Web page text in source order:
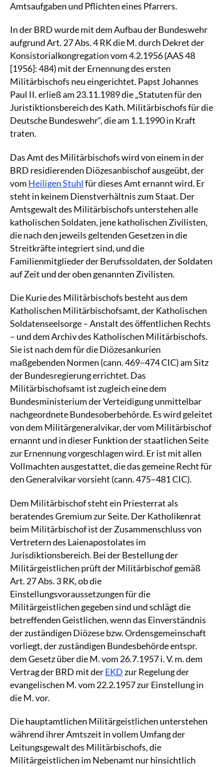
Amtsaufgaben und Pflichten eines Pfarrers.
In der BRD wurde mit dem Aufbau der Bundeswehr
aufgrund Art. 27 Abs. 4 RK die M. durch Dekret der
Konsistorialkongregation vom 4.2.1956 (AAS 48
[1956]: 484) mit der Ernennung des ersten
Militärbischofs neu eingerichtet. Papst Johannes
Paul II. erließ am 23.11.1989 die „Statuten für den
Juristiktionsbereich des Kath. Militärbischofs für die
Deutsche Bundeswehr“, die am 1.1.1990 in Kraft
traten.
Das Amt des Militärbischofs wird von einem in der
BRD residierenden Diözesanbischof ausgeübt, der
vom Heiligen Stuhl für dieses Amt ernannt wird. Er
steht in keinem Dienstverhältnis zum Staat. Der
Amtsgewalt des Militärbischofs unterstehen alle
katholischen Soldaten, jene katholischen Zivilisten,
die nach den jeweils geltenden Gesetzen in die
Streitkräfte integriert sind, und die
Familienmitglieder der Berufssoldaten, der Soldaten
auf Zeit und der oben genannten Zivilisten.
Die Kurie des Militärbischofs besteht aus dem
Katholischen Militärbischofsamt, der Katholischen
Soldatenseelsorge – Anstalt des öffentlichen Rechts
– und dem Archiv des Katholischen Militärbischofs.
Sie ist nach dem für die Diözesankurien
maßgebenden Normen (cann. 469–474 CIC) am Sitz
der Bundesregierung errichtet. Das
Militärbischofsamt ist zugleich eine dem
Bundesministerium der Verteidigung unmittelbar
nachgeordnete Bundesoberbehörde. Es wird geleitet
von dem Militärgeneralvikar, der vom Militärbischof
ernannt und in dieser Funktion der staatlichen Seite
zur Ernennung vorgeschlagen wird. Er ist mit allen
Vollmachten ausgestattet, die das gemeine Recht für
den Generalvikar vorsieht (cann. 475–481 CIC).
Dem Militärbischof steht ein Priesterrat als
beratendes Gremium zur Seite. Der Katholikenrat
beim Militärbischof ist der Zusammenschluss von
Vertretern des Laienapostolates im
Jurisdiktionsbereich. Bei der Bestellung der
Militärgeistlichen prüft der Militärbischof gemäß
Art. 27 Abs. 3 RK, ob die
Einstellungsvoraussetzungen für die
Militärgeistlichen gegeben sind und schlägt die
betreffenden Geistlichen, wenn das Einverständnis
der zuständigen Diözese bzw. Ordensgemeinschaft
vorliegt, der zuständigen Bundesbehörde entspr.
dem Gesetz über die M. vom 26.7.1957 i. V. m. dem
Vertrag der BRD mit derEKDzur Regelung der
evangelischen M. vom 22.2.1957 zur Einstellung in
die M. vor.
Die hauptamtlichen Militärgeistlichen unterstehen
während ihrer Amtszeit in vollem Umfang der
Leitungsgewalt des Militärbischofs, die
Militärgeistlichen im Nebenamt nur hinsichtlich